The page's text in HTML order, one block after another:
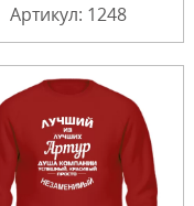
Артикул: 1248